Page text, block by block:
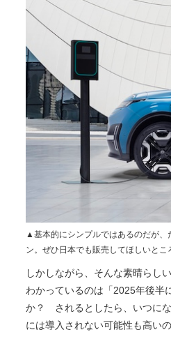
▲基本的にシンプルではあるのだが、
ン。ぜひ日本でも販売してほしいと
しかしながら、そんな素晴らし
わかっているのは「2025年後半
か？ されるとしたら、いつに
には導入されない可能性も高い